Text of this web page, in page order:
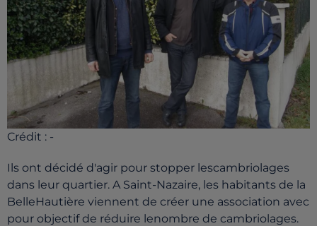
Crédit : -
Ils ont décidé d'agir pour stopper lescambriolages
dans leur quartier. A Saint-Nazaire, les habitants de la
BelleHautière viennent de créer une association avec
pour objectif de réduire lenombre de cambriolages.